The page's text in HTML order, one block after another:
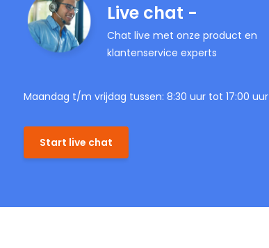
Live chat -
Chat live met onze product en
klantenservice experts
Maandag t/m vrijdag tussen: 8:30 uur tot 17:00 uur
Start live chat